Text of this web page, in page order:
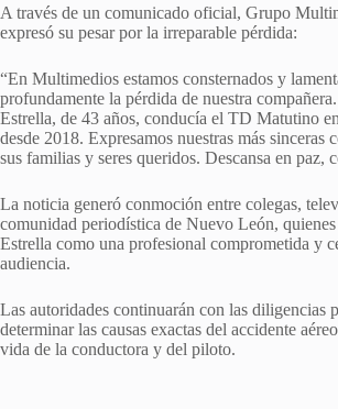
A través de un comunicado oficial, Grupo
expresó su pesar por la irreparable pérdida:
“En Multimedios estamos consternados y
profundamente la pérdida de nuestra
Estrella, de 43 años, conducía el TD Matutino
desde 2018. Expresamos nuestras más sinceras
sus familias y seres queridos. Descansa en paz,
La noticia generó conmoción entre colegas,
comunidad periodística de Nuevo León,
Estrella como una profesional comprometida y
audiencia.
Las autoridades continuarán con las diligencias
determinar las causas exactas del accidente
vida de la conductora y del piloto.